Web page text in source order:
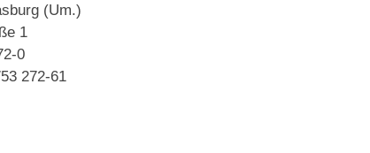
(Um.)
1
0
272-61